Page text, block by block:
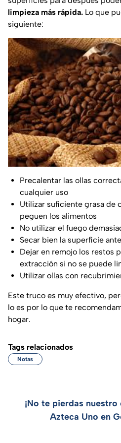
limpieza más rápida. Lo que
siguiente:
Precalentar las ollas
cualquier uso
Utilizar suficiente grasa de
peguen los alimentos
No utilizar el fuego
Secar bien la superficie
Dejar en remojo los restos
extracción si no se puede
Utilizar ollas con
Este truco es muy efectivo,
lo es por lo que te
hogar.
Tags relacionados
Notas
¡No te pierdas
Azteca Uno en